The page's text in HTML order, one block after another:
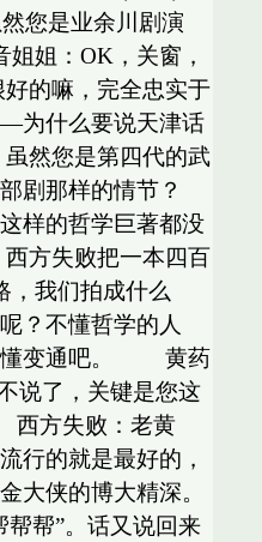
是业余川剧演
姐：OK，关窗，
的嘛，完全忠实于
为什么要说天津话
然您是第四代的武
剧那样的情节？
样的哲学巨著都没
方失败把一本四百
我们拍成什么
？不懂哲学的人
该懂变通吧。 黄药
说了，关键是您这
西方失败：老黄
行的就是最好的，
大侠的博大精深。
帮”。话又说回来